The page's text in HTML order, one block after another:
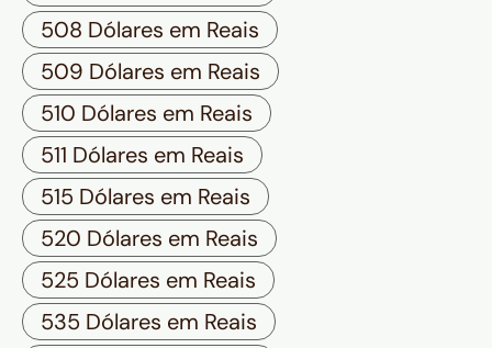
508 Dólares em Reais
509 Dólares em Reais
510 Dólares em Reais
511 Dólares em Reais
515 Dólares em Reais
520 Dólares em Reais
525 Dólares em Reais
535 Dólares em Reais